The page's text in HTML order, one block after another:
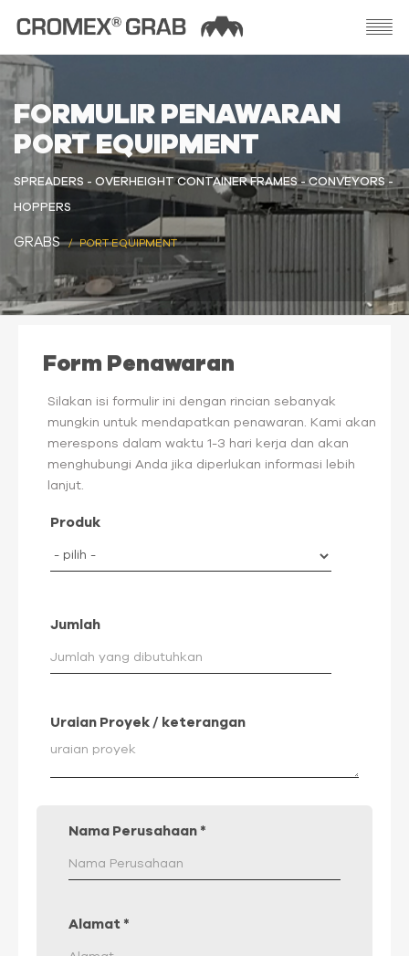
FORMULIR PENAWARAN
PORT EQUIPMENT
SPREADERS - OVERHEIGHT CONTAINER FRAMES - CONVEYORS -
HOPPERS
GRABS PORT EQUIPMENT
Form Penawaran
Silakan isi formulir ini dengan rincian sebanyak
mungkin untuk mendapatkan penawaran. Kami akan
merespons dalam waktu 1-3 hari kerja dan akan
menghubungi Anda jika diperlukan informasi lebih
lanjut.
Produk
Jumlah
Uraian Proyek / keterangan
Nama Perusahaan *
Alamat *